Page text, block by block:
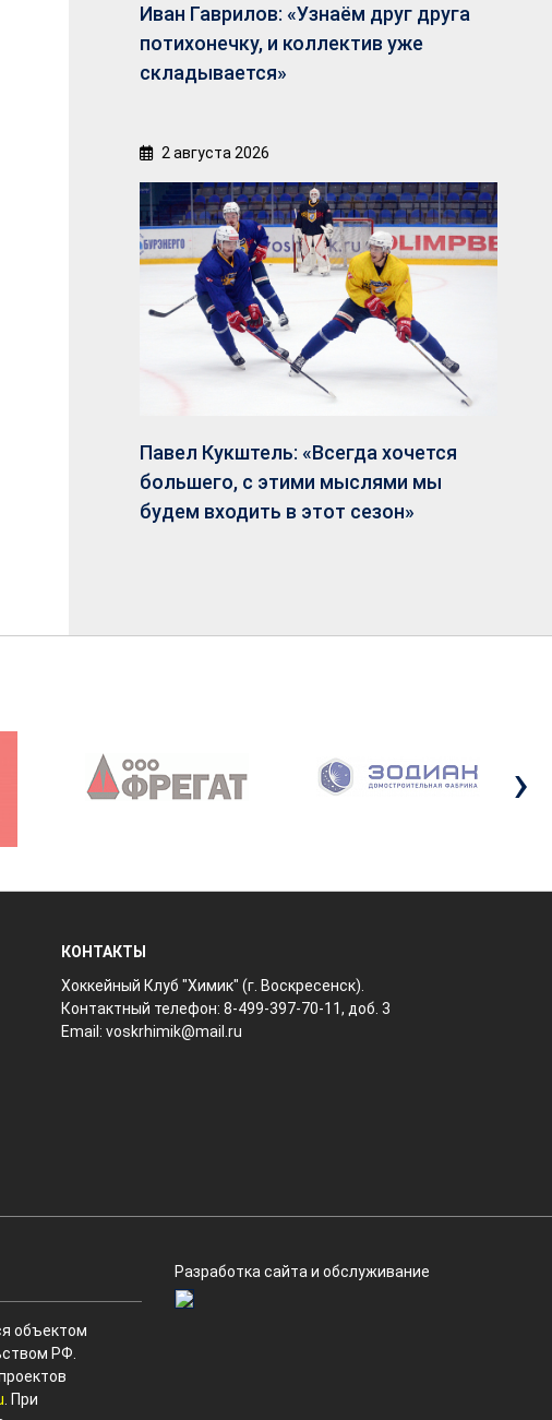
Иван Гаврилов: «Узнаём друг друга
потихонечку, и коллектив уже
складывается»
2 августа 2026
Павел Кукштель: «Всегда хочется
большего, с этими мыслями мы
будем входить в этот сезон»
›
КОНТАКТЫ
Хоккейный Клуб "Химик" (г. Воскресенск).
Контактный телефон: 8-499-397-70-11, доб. 3
Email:voskrhimik@mail.ru
объектом
РФ.
. При
Разработка сайта и обслуживание